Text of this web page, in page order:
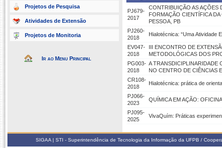
Projetos de Pesquisa
Atividades de Extensão
Projetos de Monitoria
Ir ao Menu Principal
PJ679-
2017
CONTRIBUIÇÃO AS AÇÕES
FORMAÇÃO CIENTÍFICA
PESSOA, PB
PJ260-
2018
Hialotécnica: “Uma Atividade
EV047-
2018
III ENCONTRO DE
METODOLÓGICAS DOS
PG003-
2018
A TRANSDICIPLINARIDADE
NO CENTRO DE CIÊNCIAS
CR108-
2018
Hialotécnica: prática de
PJ066-
2023
QUÍMICA EM AÇÃO:
PJ095-
2025
VivaQuím: Práticas
SIGAA | STI - Superintendência de Tecnologia da Informação da UFPB /